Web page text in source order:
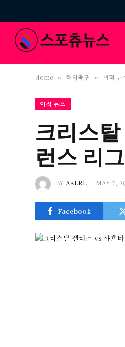
Home » 해외축구 » 이적 뉴
이적 뉴스
크리스
런스 리
BY AKLRL MAY 7,
Facebook